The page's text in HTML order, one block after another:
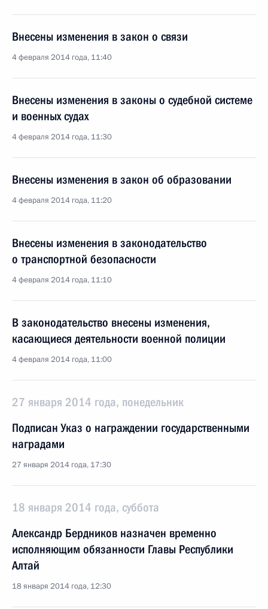
Внесены изменения в закон о связи
4 февраля 2014 года, 11:40
Внесены изменения в законы о судебной системе
и военных судах
4 февраля 2014 года, 11:30
Внесены изменения в закон об образовании
4 февраля 2014 года, 11:20
Внесены изменения в законодательство
о транспортной безопасности
4 февраля 2014 года, 11:10
В законодательство внесены изменения,
касающиеся деятельности военной полиции
4 февраля 2014 года, 11:00
27 января 2014 года, понедельник
Подписан Указ о награждении государственными
наградами
27 января 2014 года, 17:30
18 января 2014 года, суббота
Александр Бердников назначен временно
исполняющим обязанности Главы Республики
Алтай
18 января 2014 года, 12:30